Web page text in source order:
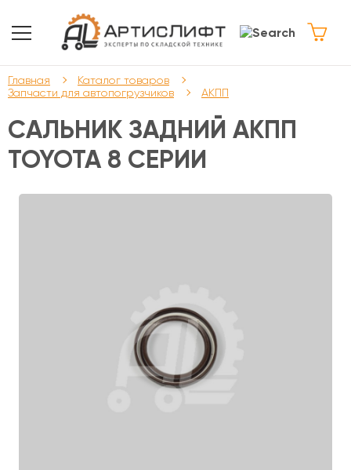
Главная
Каталог товаров
Запчасти для автопогрузчиков
АКПП
САЛЬНИК ЗАДНИЙ АКПП
TOYOTA 8 СЕРИИ